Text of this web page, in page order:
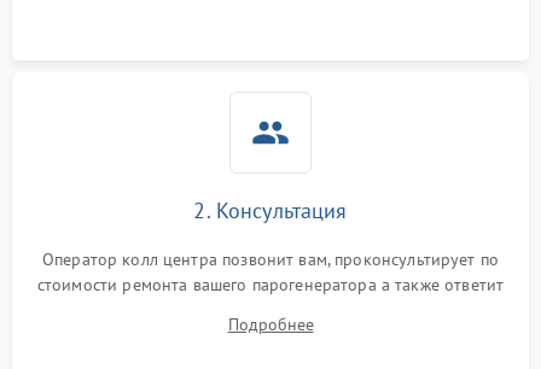
2. Консультация
Оператор колл центра позвонит вам, проконсультирует по
стоимости ремонта вашего парогенератора а также ответит
Подробнее